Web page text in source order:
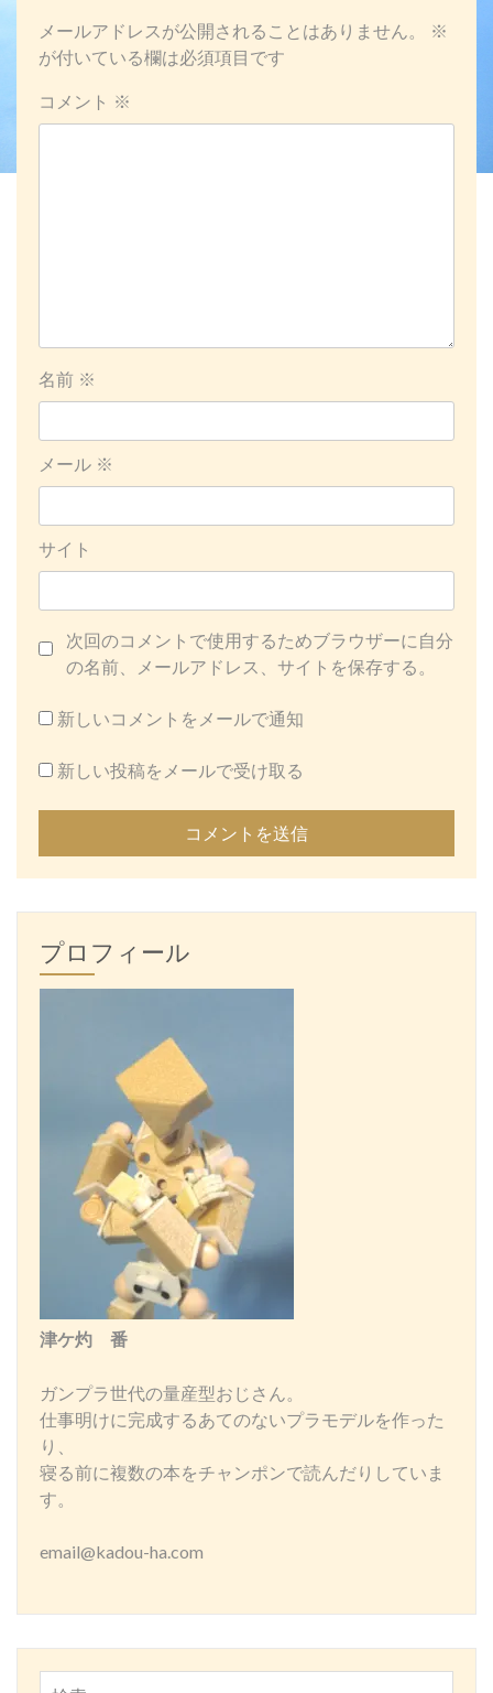
ー
シ
メールアドレスが公開されることはありません。
※
が付いている欄は必須項目です
コメント ※
名前 ※
メール ※
サイト
次回のコメントで使用するためブラウザーに自分
の名前、メールアドレス、サイトを保存する。
新しいコメントをメールで通知
新しい投稿をメールで受け取る
プロフィール
津ケ灼 番
ガンプラ世代の量産型おじさん。
仕事明けに完成するあてのないプラモデルを作った
り、
寝る前に複数の本をチャンポンで読んだりしていま
す。
email@kadou-ha.com